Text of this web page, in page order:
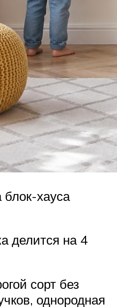
хауса
делится на 4
сорт без
однородная